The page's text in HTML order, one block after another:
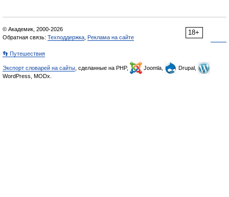
18+
© Академик, 2000-2026
Обратная связь: Техподдержка Реклама на сайте
👣 Путешествия
Экспорт словарей на сайты , сделанные на PHP, Joomla,
Drupal,
WordPress, MODx.